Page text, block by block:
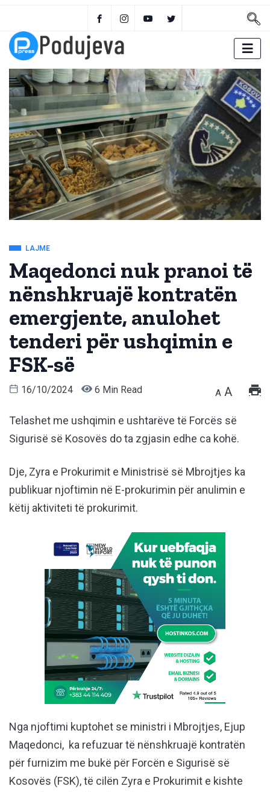
LAJME
Maqedonci nuk pranoi të
nënshkruajë kontratën
emergjente, anulohet
tenderi për ushqimin e
FSK-së
16/10/2024 6 Min Read A A
Telashet me ushqimin e ushtarëve të Forcës së
Sigurisë së Kosovës do ta zgjasin edhe ca kohë.
Dje, Zyra e Prokurimit e Ministrisë së Mbrojtjes ka
publikuar njoftimin në E-prokurimin për anulimin e
këtij aktiviteti të prokurimit.
Nga njoftimi kuptohet se ministri i Mbrojtjes, Ejup
Maqedonci, ka refuzuar të nënshkruajë kontratën
për furnizim me bukë për Forcën e Sigurisë së
Kosovës (FSK), të cilën Zyra e Prokurimit e kishte